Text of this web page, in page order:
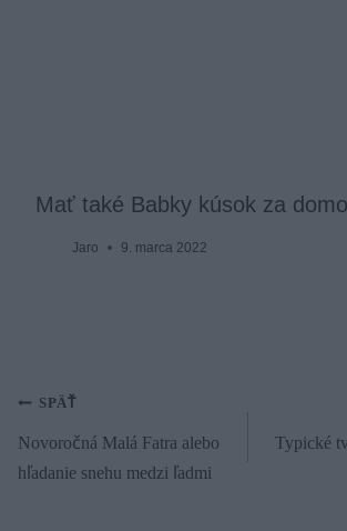
Mať také Babky kúsok za
Jaro 9. marca 2022
Navigácia
SPÄŤ
Novoročná Malá Fatra alebo
hľadanie snehu medzi ľadmi
Typické